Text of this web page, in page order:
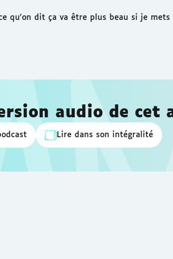
qu'on dit ça va être plus beau si je
audio de cet
Lire dans son intégralité